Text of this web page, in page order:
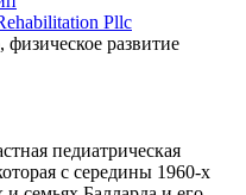
Pllc
развитие
педиатрическая
с середины 1960-х